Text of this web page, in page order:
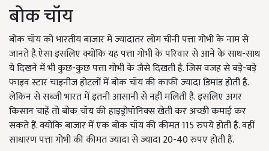
बोक चॉय
बोक चॉय को भारतीय बाजार में ज्यादातर लोग चीनी पत्ता गोभी के नाम से
जानते है.ऐसा इसलिए क्योंकि यह पत्ता गोभी के परिवार से आने के साथ-साथ
ये दिखने में भी कुछ-कुछ पत्ता गोभी के जैसे दिखती है. जिस वजह से बड़े-बड़े
फाइव स्टार चाइनीज होटलों में बोक चॉय की काफी ज्यादा डिमांड होती है.
लेकिन से सब्जी भारत में इतनी आसानी से नहीं मलिती है. इसलिए अगर
किसान चाहें तो बोक चॉय की हाइड्रोपॉनिक्स खेती कर अच्छी कमाई कर
सकते हैं. क्योंकि बाजार में एक बोक चॉय की कीमत 115 रुपये होती है. वहीं
साधारण पत्ता गोभी की कीमत ज्यादा से ज्यादा 20-40 रुपए होती हैं.